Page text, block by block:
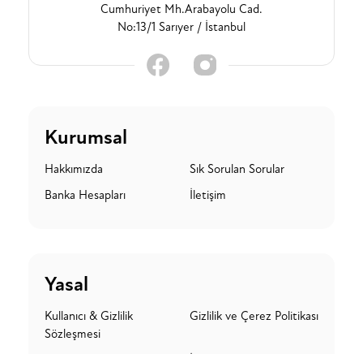
Cumhuriyet Mh.Arabayolu Cad.
No:13/1 Sarıyer / İstanbul
Kurumsal
Hakkımızda
Sık Sorulan Sorular
Banka Hesapları
İletişim
Yasal
Kullanıcı & Gizlilik
Sözleşmesi
Gizlilik ve Çerez Politikası